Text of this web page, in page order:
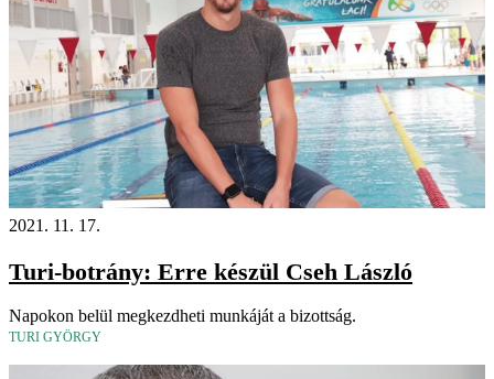
2021. 11. 17.
Turi-botrány: Erre készül Cseh László
Napokon belül megkezdheti munkáját a bizottság.
TURI GYÖRGY